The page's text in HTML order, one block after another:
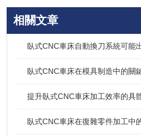
相關文章
臥式CNC車床自動換刀系統可能
臥式CNC車床在模具制造中的關
提升臥式CNC車床加工效率的具
臥式CNC車床在復雜零件加工中